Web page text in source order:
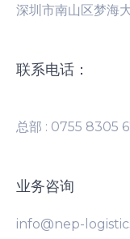
深圳市南山区梦海
联系电话：
总部 : 0755 8305
业务咨询
info@nep-